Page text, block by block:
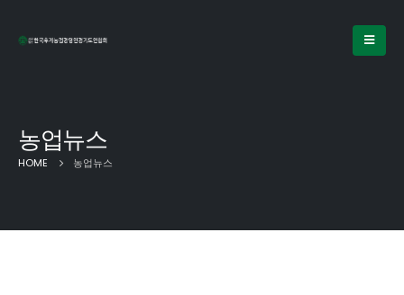
농업뉴스
HOME 농업뉴스